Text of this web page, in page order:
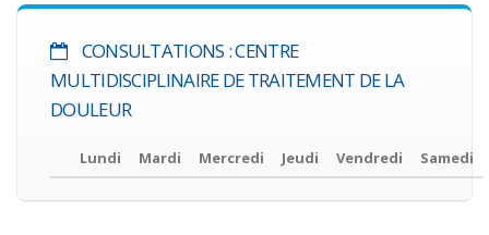
CONSULTATIONS : CENTRE
MULTIDISCIPLINAIRE DE TRAITEMENT DE LA
DOULEUR
Lundi Mardi Mercredi Jeudi Vendredi Samedi